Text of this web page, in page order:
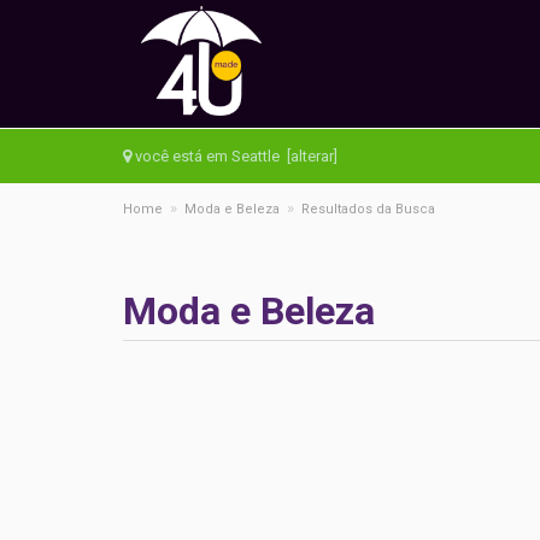
você está em Seattle [alterar]
Home » Moda e Beleza » Resultados da Busca
Moda e Beleza